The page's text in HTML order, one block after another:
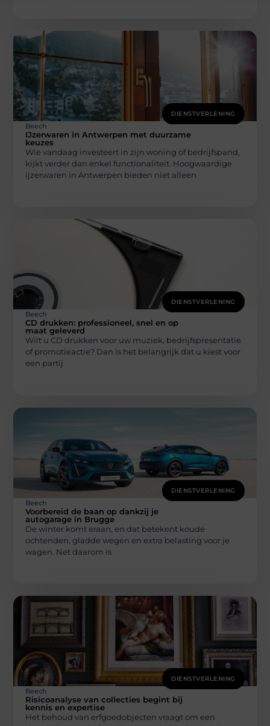
DIENSTVERLENING
Beech
IJzerwaren in Antwerpen met duurzame
keuzes
Wie vandaag investeert in zijn woning of bedrijfspand,
kijkt verder dan enkel functionaliteit. Hoogwaardige
ijzerwaren in Antwerpen bieden niet alleen
DIENSTVERLENING
Beech
CD drukken: professioneel, snel en op
maat geleverd
Wilt u CD drukken voor uw muziek, bedrijfspresentatie
of promotieactie? Dan is het belangrijk dat u kiest voor
een partij
DIENSTVERLENING
Beech
Voorbereid de baan op dankzij je
autogarage in Brugge
De winter komt eraan, en dat betekent koude
ochtenden, gladde wegen en extra belasting voor je
wagen. Net daarom is
DIENSTVERLENING
Beech
Risicoanalyse van collecties begint bij
kennis en expertise
Het behoud van erfgoedobjecten vraagt om een